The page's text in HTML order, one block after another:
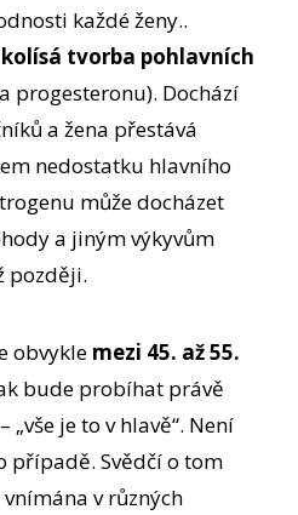
každé ženy..
kolísá tvorba pohlavních
progesteronu). Dochází
a žena přestává
nedostatku hlavního
může docházet
a jiným výkyvům
později.
obvykle mezi 45. až 55.
bude probíhat právě
„vše je to v hlavě“. Není
případě. Svědčí o tom
v různých